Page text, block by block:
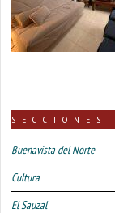
SECCIONES
Buenavista del Norte
Cultura
El Sauzal